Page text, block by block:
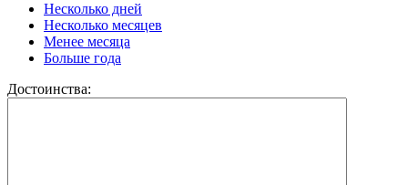
Несколько дней
Несколько месяцев
Менее месяца
Больше года
Достоинства: